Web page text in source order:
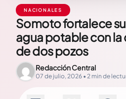
NACIONALES
Somoto fortalece
agua potable con
de dos pozos
Redacción Central
07 de julio, 2026 • 2 min de